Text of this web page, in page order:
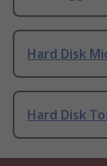
Hard Disk
Hard Disk